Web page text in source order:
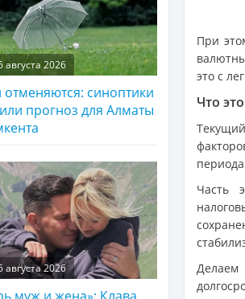
При
это с
Что
Часть
августа 2026
синоптики
прогноз для Алматы
августа 2026